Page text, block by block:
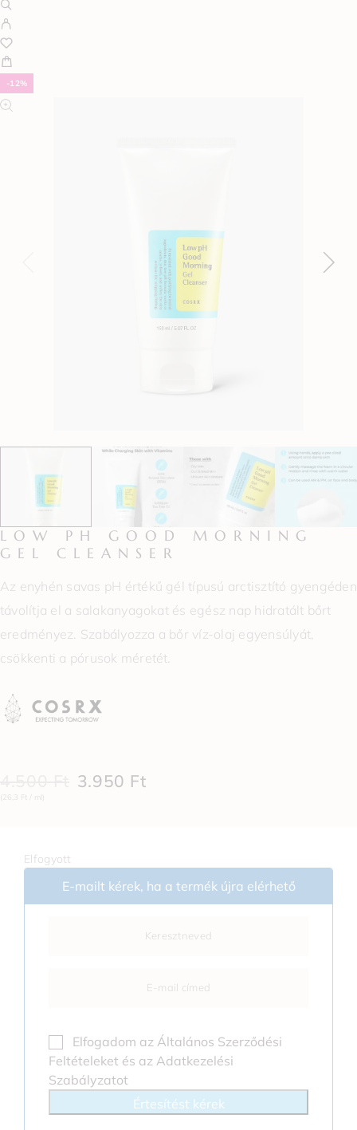
-12%
LOW PH GOOD MORNING
GEL CLEANSER
Az enyhén savas pH értékű gél típusú arctisztító gyengéden
távolítja el a salakanyagokat és egész nap hidratált bőrt
eredményez. Szabályozza a bőr víz-olaj egyensúlyát,
csökkenti a pórusok méretét.
3.950 Ft
(26,3 Ft / ml)
Elfogyott
E-mailt kérek, ha a termék újra elérhető
Elfogadom az Általános Szerződési
Feltételeket és az Adatkezelési
Szabályzatot
Értesítést kérek